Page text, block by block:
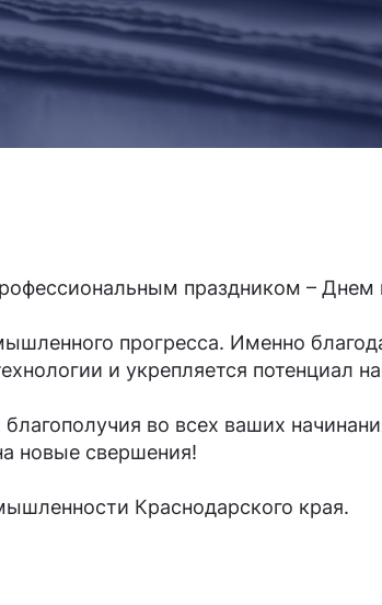
праздником –
прогресса. Именно
и укрепляется потенциал
во всех ваших
новые свершения!
Краснодарского края.